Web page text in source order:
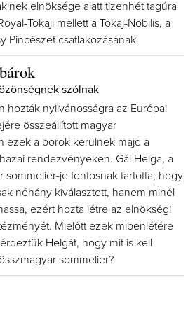
elnöksége alatt tizenhét tagúra
Tokaji mellett a Tokaj-Nobilis, a
Pincészet csatlakozásának.
szólnak
hozták nyilvánosságra az Európai
összeállított magyar
ezek a borok kerülnek majd a
rendezvényeken. Gál Helga, a
sommelier-je fontosnak tartotta, hogy
néhány kiválasztott, hanem minél
ezért hozta létre az elnökségi
Mielőtt ezek mibenlétére
Helgát, hogy mit is kell
sommelier?